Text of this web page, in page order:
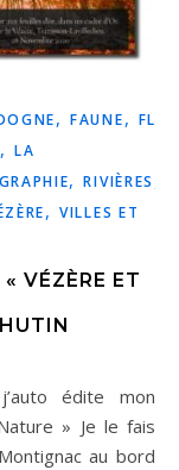
,FAUNE,
,LA
,RIVIÈRES
,VILLES ET
VÉZÈRE ET
» Je le fais
au bord